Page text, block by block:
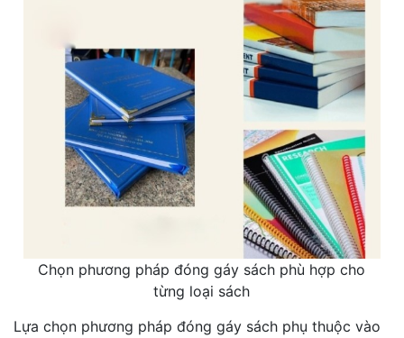
Chọn phương pháp đóng gáy sách phù hợp cho
từng loại sách
Lựa chọn phương pháp đóng gáy sách phụ thuộc vào